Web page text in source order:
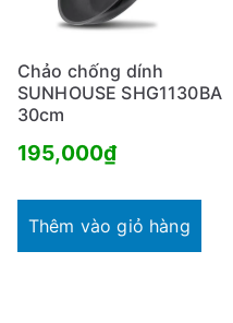
Chảo chống dính
SUNHOUSE SHG1130BA
30cm
195,000₫
Thêm vào giỏ hàng